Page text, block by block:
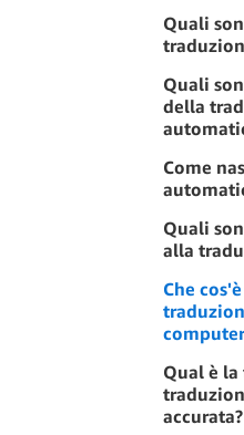
Quali
Quali
della
Come
Quali
alla
Che
Qual è
accurata?